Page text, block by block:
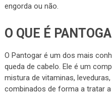
engorda ou não.
O QUE É
O Pantogar é um dos mais
queda de cabelo. Ele é um
mistura de vitaminas,
combinados de forma a tratar